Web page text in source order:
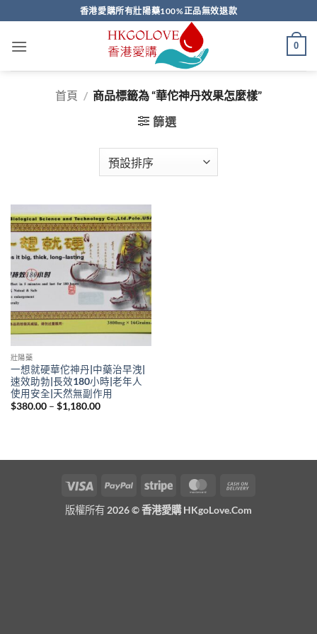
to
content
香港愛購所有壯陽藥100%正品無效退款
0
首頁 / 商品標籤為 “華佗神丹效果怎麼樣”
篩選
壯陽藥
一想就硬華佗神丹|中藥治早洩|
速效助勃|長效180小時|老年人
使用安全|天然無副作用
$380.00 – $1,180.00Price
Visa PayPal Stripe MasterCard
版權所有 2026 ©香港愛購 HKgoLove.Com